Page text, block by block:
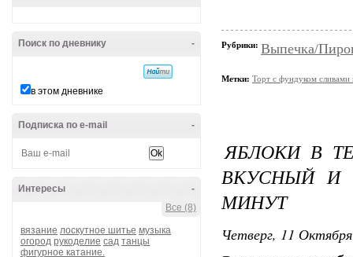
-
Поиск по дневнику
в этом дневнике
-
Подписка по e-mail
-
Интересы
Все (8)
вязание лоскутное шитье музыка
огород рукоделие сад танцы
фигурное катание.
Рубрики: Выпечка/
Метки: Торт с фундуком
ЯБЛОКИ В
ВКУСНЫЙ И
МИНУТ
Четверг, 11